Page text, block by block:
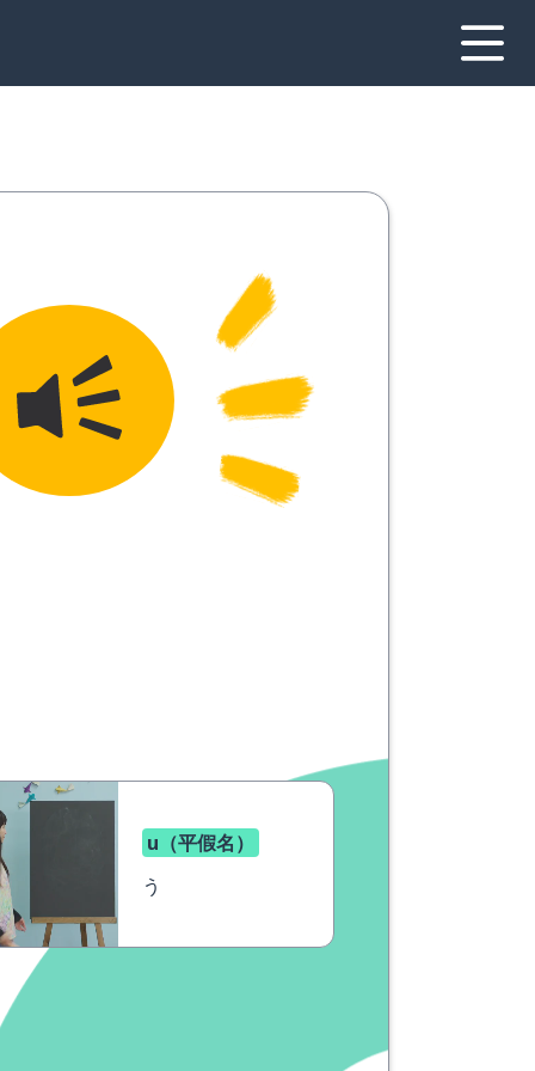
u（平假名）
う